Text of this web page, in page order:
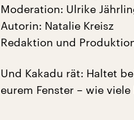
Moderation: Ulrike
Autorin: Natalie Kreisz
Redaktion und
Und Kakadu rät: Haltet
eurem Fenster – wie